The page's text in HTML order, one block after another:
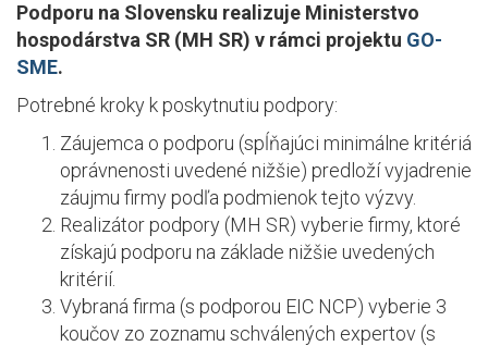
Podporu na Slovensku realizuje Ministerstvo
hospodárstva SR (MH SR) v rámci projektu GO-
SME.
Potrebné kroky k poskytnutiu podpory:
Záujemca o podporu (spĺňajúci minimálne kritériá
oprávnenosti uvedené nižšie) predloží vyjadrenie
záujmu firmy podľa podmienok tejto výzvy.
Realizátor podpory (MH SR) vyberie firmy, ktoré
získajú podporu na základe nižšie uvedených
kritérií.
Vybraná firma (s podporou EIC NCP) vyberie 3
koučov zo zoznamu schválených expertov (s